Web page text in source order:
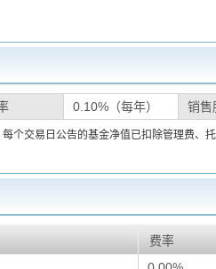
0.10%（每年） 销售
个交易日公告的基金净值已扣除管理费、托
费率